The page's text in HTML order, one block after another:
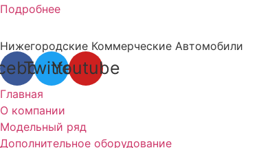
Подробнее
Нижегородские Коммерческие Автомобили
TwitterYoutube
Главная
О компании
Модельный ряд
Дополнительное оборудование